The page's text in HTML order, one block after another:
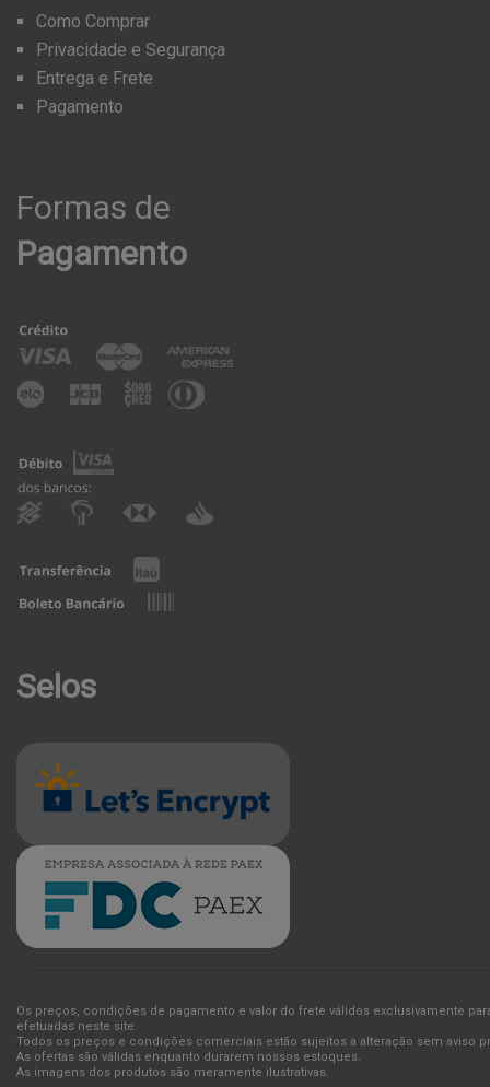
Como Comprar
Privacidade e Segurança
Entrega e Frete
Pagamento
Formas de
Pagamento
Selos
Os preços, condições de pagamento e valor do frete válidos exclusivamente
efetuadas neste site.
Todos os preços e condições comerciais estão sujeitos a alteração sem aviso
As ofertas são válidas enquanto durarem nossos estoques.
As imagens dos produtos são meramente ilustrativas.